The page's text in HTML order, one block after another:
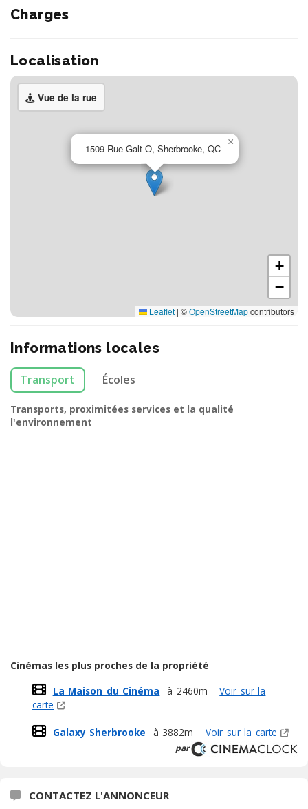
Charges
Localisation
Vue de la rue
1509 Rue Galt O, Sherbrooke, QC
×
+
−
Leaflet | ©OpenStreetMapcontributors
Informations locales
Transport Écoles
Transports, proximitées services et la qualité
l'environnement
Cinémas les plus proches de la propriété
La Maison du Cinéma
à 2460m
Voir sur la
carte
Galaxy Sherbrooke à 3882m Voir sur la carte
par
CONTACTEZ L'ANNONCEUR